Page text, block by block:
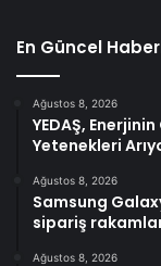
En Güncel
Ağustos 8, 2026
YEDAŞ,
Yetenekleri
Ağustos 8, 2026
Samsung
sipariş
Ağustos 8, 2026